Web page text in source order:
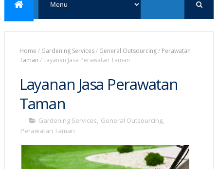
Home / Gardening Services/ General Outsourcing/ Perawatan
Taman / Layanan Jasa Perawatan Taman
Layanan Jasa Perawatan
Taman
Gardening Services, General Outsourcing,
Perawatan Taman